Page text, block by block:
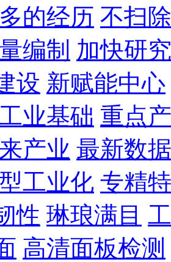
的经历 不扫除
编制 加快研
设 新赋能中心
业基础 重点
产业 最新数据
工业化 专精
性 琳琅满目
高清面板检测